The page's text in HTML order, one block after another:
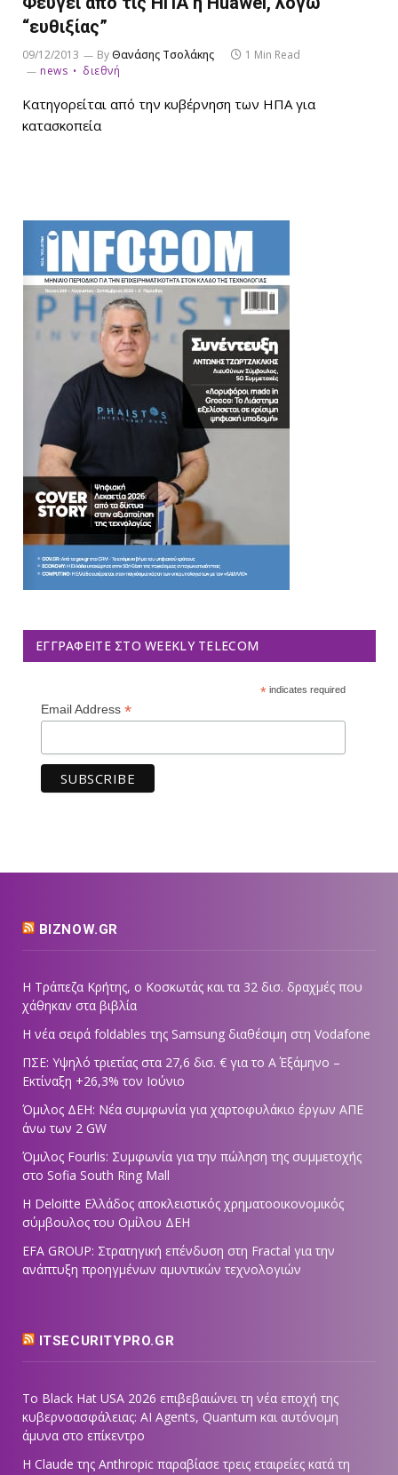
“ευθιξίας”
09/12/2013 ByΘανάσης Τσολάκης
1 Min Read
news
διεθνή
Κατηγορείται από την κυβέρνηση των ΗΠΑ για
κατασκοπεία
ΕΓΓΡΑΦΕΊΤΕ ΣΤΟ WEEKLY TELECOM
*indicates required
Email Address *
BIZNOW.GR
Η Τράπεζα Κρήτης, ο Κοσκωτάς και τα 32 δισ. δραχμές που
χάθηκαν στα βιβλία
Η νέα σειρά foldables της Samsung διαθέσιμη στη Vodafone
ΠΣΕ: Υψηλό τριετίας στα 27,6 δισ. € για το Α΄ Εξάμηνο –
Εκτίναξη +26,3% τον Ιούνιο
Όμιλος ΔΕΗ: Νέα συμφωνία για χαρτοφυλάκιο έργων ΑΠΕ
άνω των 2 GW
Όμιλος Fourlis: Συμφωνία για την πώληση της συμμετοχής
στο Sofia South Ring Mall
Η Deloitte Ελλάδος αποκλειστικός χρηματοοικονομικός
σύμβουλος του Ομίλου ΔΕΗ
EFA GROUP: Στρατηγική επένδυση στη Fractal για την
ανάπτυξη προηγμένων αμυντικών τεχνολογιών
ITSECURITYPRO.GR
Το Black Hat USA 2026 επιβεβαιώνει τη νέα εποχή της
κυβερνοασφάλειας: AI Agents, Quantum και αυτόνομη
άμυνα στο επίκεντρο
Η Claude της Anthropic παραβίασε τρεις εταιρείες κατά τη